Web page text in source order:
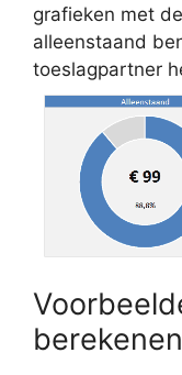
grafieken met
alleenstaand
toeslagpartner
berekenen